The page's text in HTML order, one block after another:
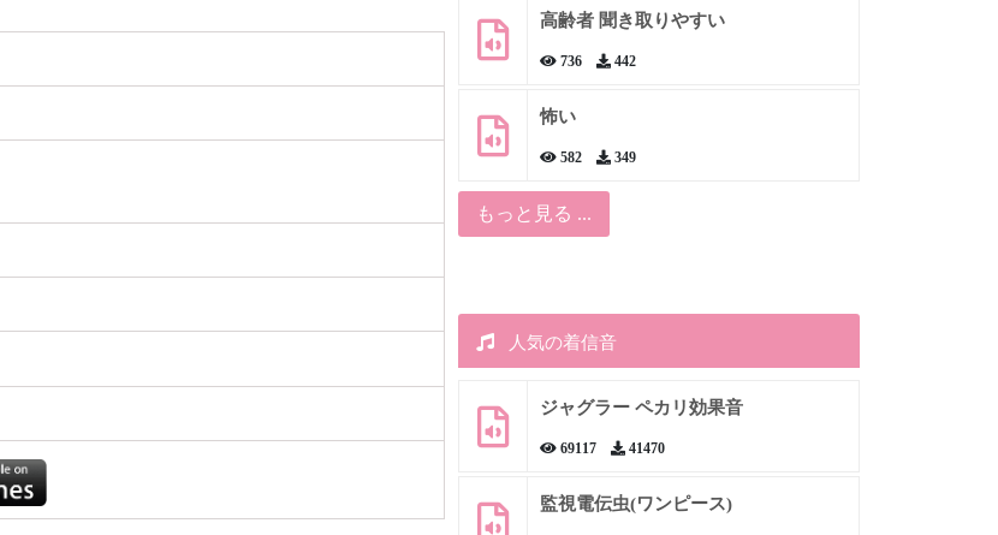
高齢者 聞き取りやすい
736 442
怖い
582 349
もっと見る ...
人気の着信音
ジャグラー ペカリ効果音
69117 41470
監視電伝虫(ワンピース)